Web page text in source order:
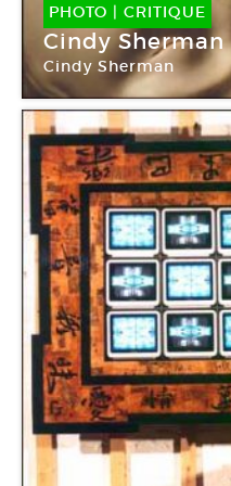
PHOTO | CRITIQUE
Cindy Sherman
Cindy Sherman
Jeu de Paume